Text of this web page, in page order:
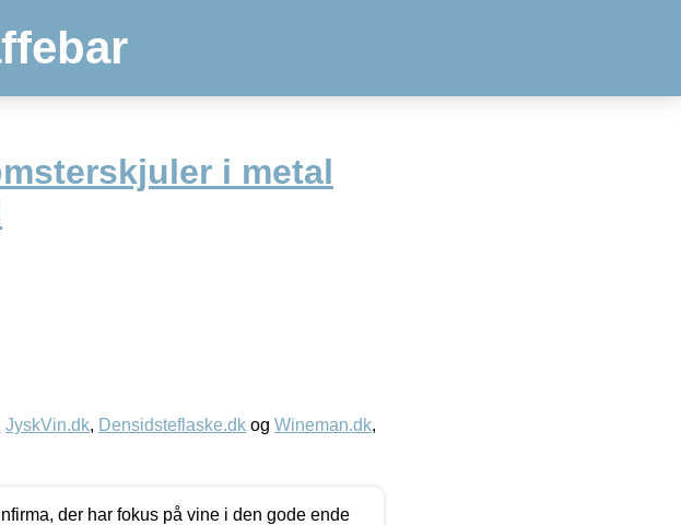
i metal
JyskVin.dk, Densidsteflaske.dk og Wineman.dk,
der har fokus på vine i den gode ende